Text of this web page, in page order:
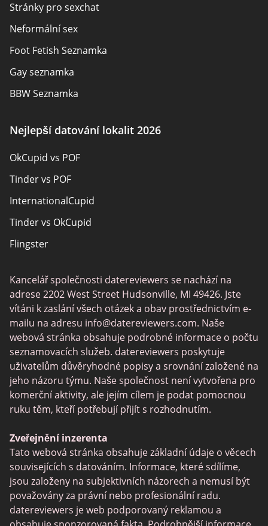
Stránky pro sexchat
Neformální sex
Foot Fetish Seznamka
Gay seznamka
BBW Seznamka
Pansexual Seznamka
Rencontres adultes
Senior Seznamka
Christian Seznamka
Místní singly online
Trans Seznamka
Seznamovací aplikace
Nejlepší datování lokalit 2026
OkCupid vs POF
Tinder vs POF
InternationalCupid
Tinder vs OkCupid
Flingster
Chat Avenue
Zoosk vs Match
Feabie
POF vs Match
SPDate
eHarmony vs OkCupid
TenderMeets
Together2Night
Fetlife
Alua
TinyChat
Kancelář společnosti datereviewers se nachází na
adrese 2202 West Street Hudsonville, MI 49426. Jste
vítáni k zaslání všech otázek a obav prostřednictvím e-
mailu na adresu info@datereviewers.com. Naše
webová stránka obsahuje podrobné informace o počtu
seznamovacích služeb. datereviewers poskytuje
uživatelům důvěryhodné popisy a srovnání založené na
jeho názoru týmu. Naše společnost není vytvořena pro
komerční aktivity, ale jejím cílem je podat pomocnou
ruku těm, kteří potřebují přijít s rozhodnutím.
Zveřejnění inzerenta
Tato webová stránka obsahuje základní údaje o věcech
souvisejících s datováním. Informace, které sdílíme,
jsou založeny na subjektivních názorech a nemusí být
považovány za právní nebo profesionální radu.
datereviewers je web podporovaný reklamou a